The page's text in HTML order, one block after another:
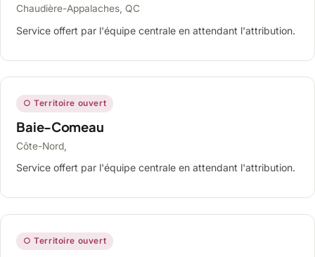
Chaudière-Appalaches, QC
Service offert par l'équipe centrale en attendant l'attribution.
○ Territoire ouvert
Baie-Comeau
Côte-Nord,
Service offert par l'équipe centrale en attendant l'attribution.
○ Territoire ouvert